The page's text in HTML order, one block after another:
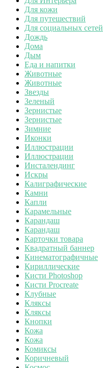
Для кожи
Для путешествий
Для социальных сетей
Дождь
Дома
Дым
Еда и напитки
Животные
Животные
Звезды
Зеленый
Зернистые
Зернистые
Зимние
Иконки
Иллюстрации
Иллюстрации
Инсталендинг
Искры
Калиграфические
Камни
Капли
Карамельные
Карандаш
Карандаш
Карточки товара
Квадратный баннер
Кинематографичные
Кириллические
Кисти Photoshop
Кисти Procreate
Клубные
Кляксы
Кляксы
Кнопки
Кожа
Кожа
Комиксы
Коричневый